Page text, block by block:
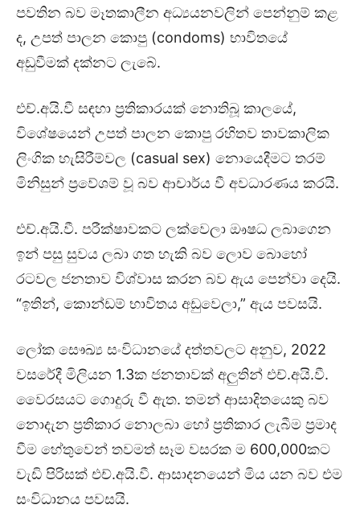
පවතින බව මෑතකාලීන අධ්‍යයනවලින් පෙන්නුම් කළ
ද, උපත් පාලන කොපු (condoms) භාවිතයේ
අඩුවීමක් දක්නට ලැබේ.
එච්.අයි.වී සඳහා ප්‍රතිකාරයක් නොතිබූ කාලයේ,
විශේෂයෙන් උපත් පාලන කොපු රහිතව තාවකාලික
ලිංගික හැසිරීම්වල (casual sex) නොයෙදීමට තරම්
මිනිසුන් ප්‍රවේශම් වූ බව ආචාර්ය වී අවධාරණය කරයි.
එච්.අයි.වී. පරීක්ෂාවකට ලක්වෙලා ඖෂධ ලබාගෙන
ඉන් පසු සුවය ලබා ගත හැකි බව ලොව බොහෝ
රටවල ජනතාව විශ්වාස කරන බව ඇය පෙන්වා දෙයි.
“ඉතින්, කොන්ඩම් භාවිතය අඩුවෙලා,” ඇය පවසයි.
ලෝක සෞඛ්‍ය සංවිධානයේ දත්තවලට අනුව, 2022
වසරේදී මිලියන 1.3ක ජනතාවක් අලුතින් එච්.අයි.වී.
වෛරසයට ගොදුරු වී ඇත. තමන් ආසාදිතයෙකු බව
නොදැන ප්‍රතිකාර නොලබා හෝ ප්‍රතිකාර ලැබීම ප්‍රමාද
වීම හේතුවෙන් තවමත් සෑම වසරක ම 600,000කට
වැඩි පිරිසක් එච්.අයි.වී. ආසාදනයෙන් මිය යන බව එම
සංවිධානය පවසයි.